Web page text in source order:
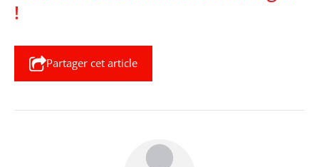
!
Partager cet article